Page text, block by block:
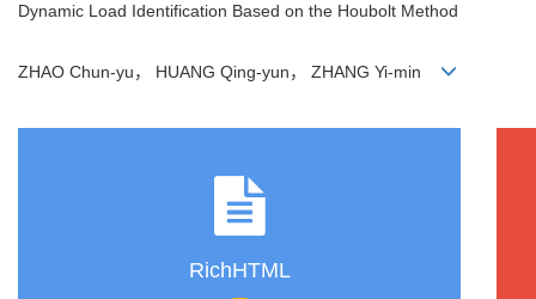
Dynamic Load Identification Based on the Houbolt Method
ZHAO Chun-yu， HUANG Qing-yun， ZHANG Yi-min
RichHTML